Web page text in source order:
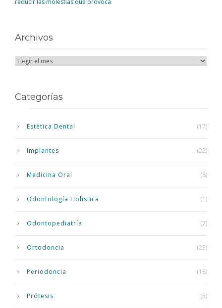
reducir las molestias que provoca
Archivos
Categorías
Estética Dental (17)
Implantes (22)
Medicina Oral (8)
Odontología Holística (1)
Odontopediatría (7)
Ortodoncia (23)
Periodoncia (18)
Prótesis (5)